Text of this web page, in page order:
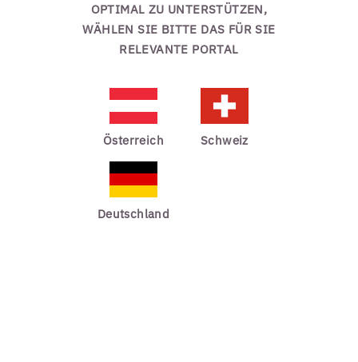
OPTIMAL ZU UNTERSTÜTZEN,
WÄHLEN SIE BITTE DAS FÜR SIE
RELEVANTE PORTAL
Österreich Schweiz
Deutschland